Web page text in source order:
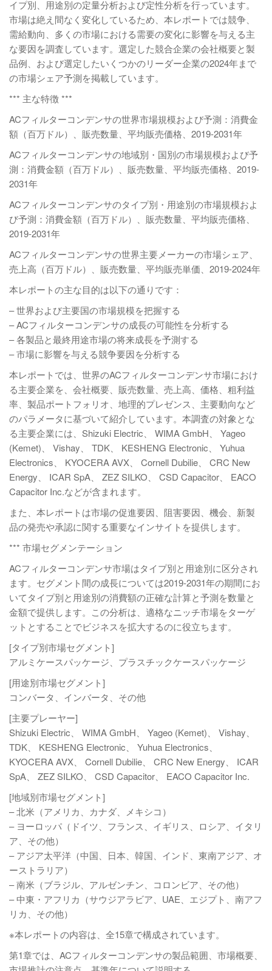
イプ別、用途別の定量分析および定性分析を行っています。
市場は絶え間なく変化しているため、本レポートでは競争、
需給動向、多くの市場における需要の変化に影響を与える主
な要因を調査しています。選定した競合企業の会社概要と製
品例、および選定したいくつかのリーダー企業の2024年まで
の市場シェア予測を掲載しています。
*** 主な特徴 ***
ACフィルターコンデンサの世界市場規模および予測：消費金
額（百万ドル）、販売数量、平均販売価格、2019-2031年
ACフィルターコンデンサの地域別・国別の市場規模および予
測：消費金額（百万ドル）、販売数量、平均販売価格、2019-
2031年
ACフィルターコンデンサのタイプ別・用途別の市場規模およ
び予測：消費金額（百万ドル）、販売数量、平均販売価格、
2019-2031年
ACフィルターコンデンサの世界主要メーカーの市場シェア、
売上高（百万ドル）、販売数量、平均販売単価、2019-2024年
本レポートの主な目的は以下の通りです：
– 世界および主要国の市場規模を把握する
– ACフィルターコンデンサの成長の可能性を分析する
– 各製品と最終用途市場の将来成長を予測する
– 市場に影響を与える競争要因を分析する
本レポートでは、世界のACフィルターコンデンサ市場におけ
る主要企業を、会社概要、販売数量、売上高、価格、粗利益
率、製品ポートフォリオ、地理的プレゼンス、主要動向など
のパラメータに基づいて紹介しています。本調査の対象とな
る主要企業には、Shizuki Electric、 WIMA GmbH、 Yageo
(Kemet)、 Vishay、 TDK、 KESHENG Electronic、 Yuhua
Electronics、 KYOCERA AVX、 Cornell Dubilie、 CRC New
Energy、 ICAR SpA、 ZEZ SILKO、 CSD Capacitor、 EACO
Capacitor Inc.などが含まれます。
また、本レポートは市場の促進要因、阻害要因、機会、新製
品の発売や承認に関する重要なインサイトを提供します。
*** 市場セグメンテーション
ACフィルターコンデンサ市場はタイプ別と用途別に区分され
ます。セグメント間の成長については2019-2031年の期間にお
いてタイプ別と用途別の消費額の正確な計算と予測を数量と
金額で提供します。この分析は、適格なニッチ市場をターゲ
ットとすることでビジネスを拡大するのに役立ちます。
[タイプ別市場セグメント]
アルミケースパッケージ、プラスチックケースパッケージ
[用途別市場セグメント]
コンバータ、インバータ、その他
[主要プレーヤー]
Shizuki Electric、 WIMA GmbH、 Yageo (Kemet)、 Vishay、
TDK、 KESHENG Electronic、 Yuhua Electronics、
KYOCERA AVX、 Cornell Dubilie、 CRC New Energy、 ICAR
SpA、 ZEZ SILKO、 CSD Capacitor、 EACO Capacitor Inc.
[地域別市場セグメント]
– 北米（アメリカ、カナダ、メキシコ）
– ヨーロッパ（ドイツ、フランス、イギリス、ロシア、イタリ
ア、その他）
– アジア太平洋（中国、日本、韓国、インド、東南アジア、オ
ーストラリア）
– 南米（ブラジル、アルゼンチン、コロンビア、その他）
– 中東・アフリカ（サウジアラビア、UAE、エジプト、南アフ
リカ、その他）
※本レポートの内容は、全15章で構成されています。
第1章では、ACフィルターコンデンサの製品範囲、市場概要、